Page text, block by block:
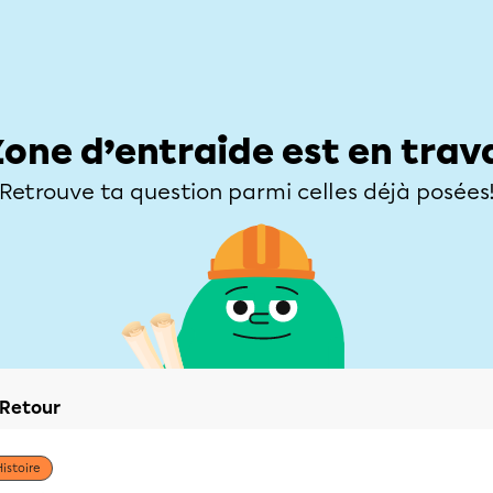
d’entraide est en
Retrouve ta question parmi celles déjà
Retour